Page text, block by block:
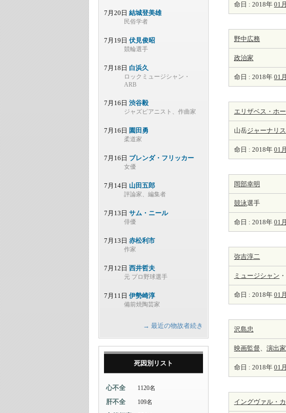
命日 : 2018年 01
野中広務
政治家
命日 : 2018年 01
エリザベス・ホ
山岳ジャーナリス
命日 : 2018年 01
岡部幸明
競泳選手
命日 : 2018年 01
弥吉淳二
ミュージシャン
命日 : 2018年 01
沢島忠
映画監督、 演出家
命日 : 2018年 01
イングヴァル・
7月20日 結城登美雄
民俗学者
7月19日 伏見俊昭
競輪選手
7月18日 白浜久
ロックミュージシャン・
ARB
7月16日 渋谷毅
ジャズピアニスト、作曲家
7月16日 園田勇
柔道家
7月16日 ブレンダ・フリッカー
女優
7月14日 山田五郎
評論家、編集者
7月13日 サム・ニール
俳優
7月13日 赤松利市
作家
7月12日 西井哲夫
元 プロ野球選手
7月11日 伊勢崎淳
備前焼陶芸家
→ 最近の物故者続き
死因別リスト
心不全 1120名
肝不全 109名